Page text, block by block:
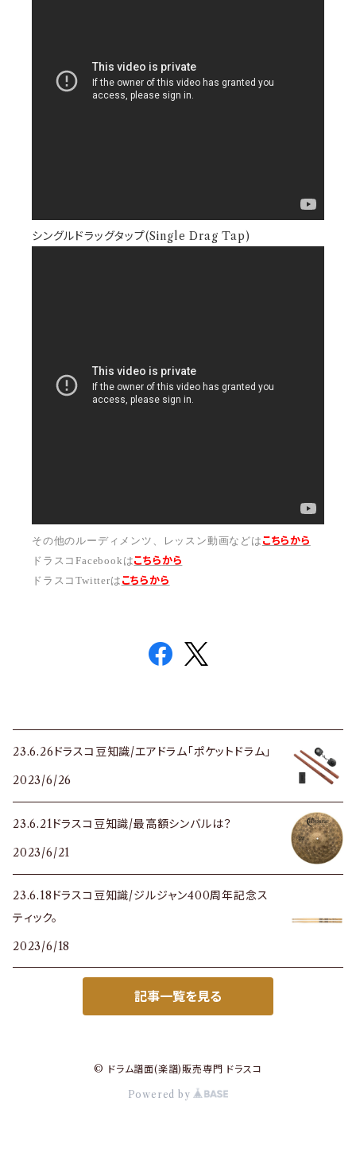
シングルドラッグタップ(Single Drag Tap)
その他のルーディメンツ、 レッスン動画などは こちらから
ドラスコFacebookはこちらから
ドラスコTwitterは こちらから
23.6.26ドラスコ豆知識/エアドラム「ポケットドラム」
2023/6/26
23.6.21ドラスコ豆知識/最高額シンバルは？
2023/6/21
23.6.18ドラスコ豆知識/ジルジャン400周年記念ス
ティック。
2023/6/18
記事一覧を見る
© ドラム譜面(楽譜)販売専門 ドラスコ
Powered by